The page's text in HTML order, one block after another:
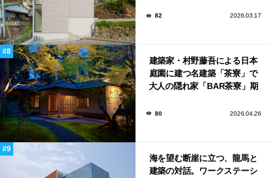
82 2026.03.17
建築家・村野藤吾による日本
庭園に建つ名建築「茶寮」で
大人の隠れ家「BAR茶寮」期
80 2026.04.26
海を望む断崖に立つ、龍馬と
建築の対話。ワークステーシ